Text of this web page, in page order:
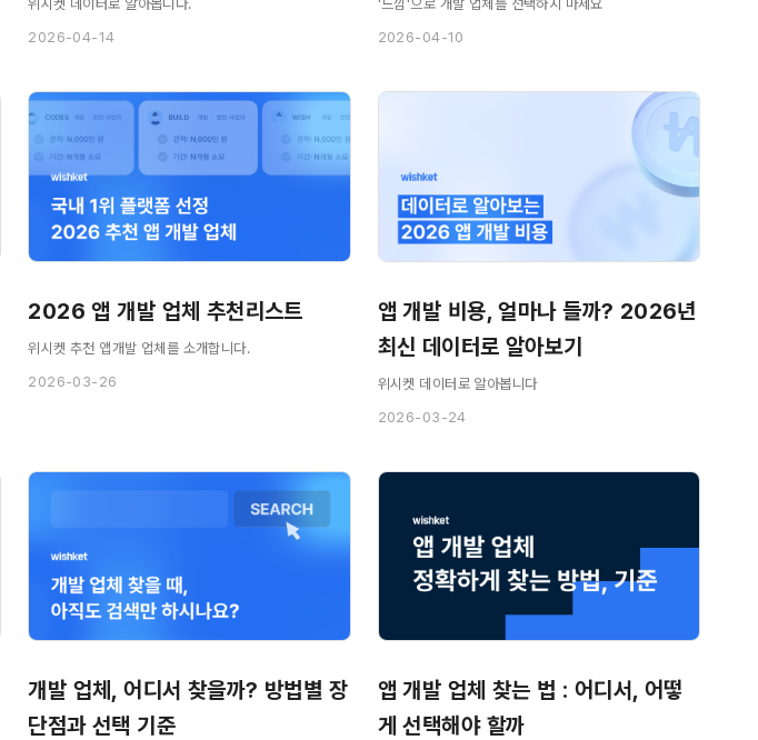
위시켓 데이터로 알아봅니다.
2026-04-14
'느낌'으로 개발 업체를 선택하지 마세요
2026-04-10
위시켓 추천 앱개발 업체를 소개합니다.
2026-03-26
앱 개발 비용, 얼마나 들까? 2026년
최신 데이터로 알아보기
위시켓 데이터로 알아봅니다
2026-03-24
개발 업체, 어디서 찾을까? 방법별 장
단점과 선택 기준
앱 개발 업체 찾는 법 : 어디서, 어떻
게 선택해야 할까